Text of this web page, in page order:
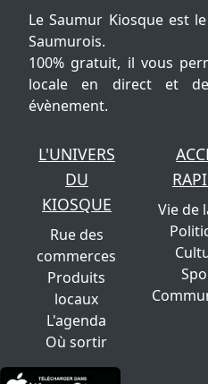
Le Saumur Kiosque est
Saumurois.
100% gratuit, il vous
locale en direct et
évènement.
L'UNIVERS
DU
KIOSQUE
Rue des
commerces
Produits
locaux
L'agenda
Où sortir
Vie de